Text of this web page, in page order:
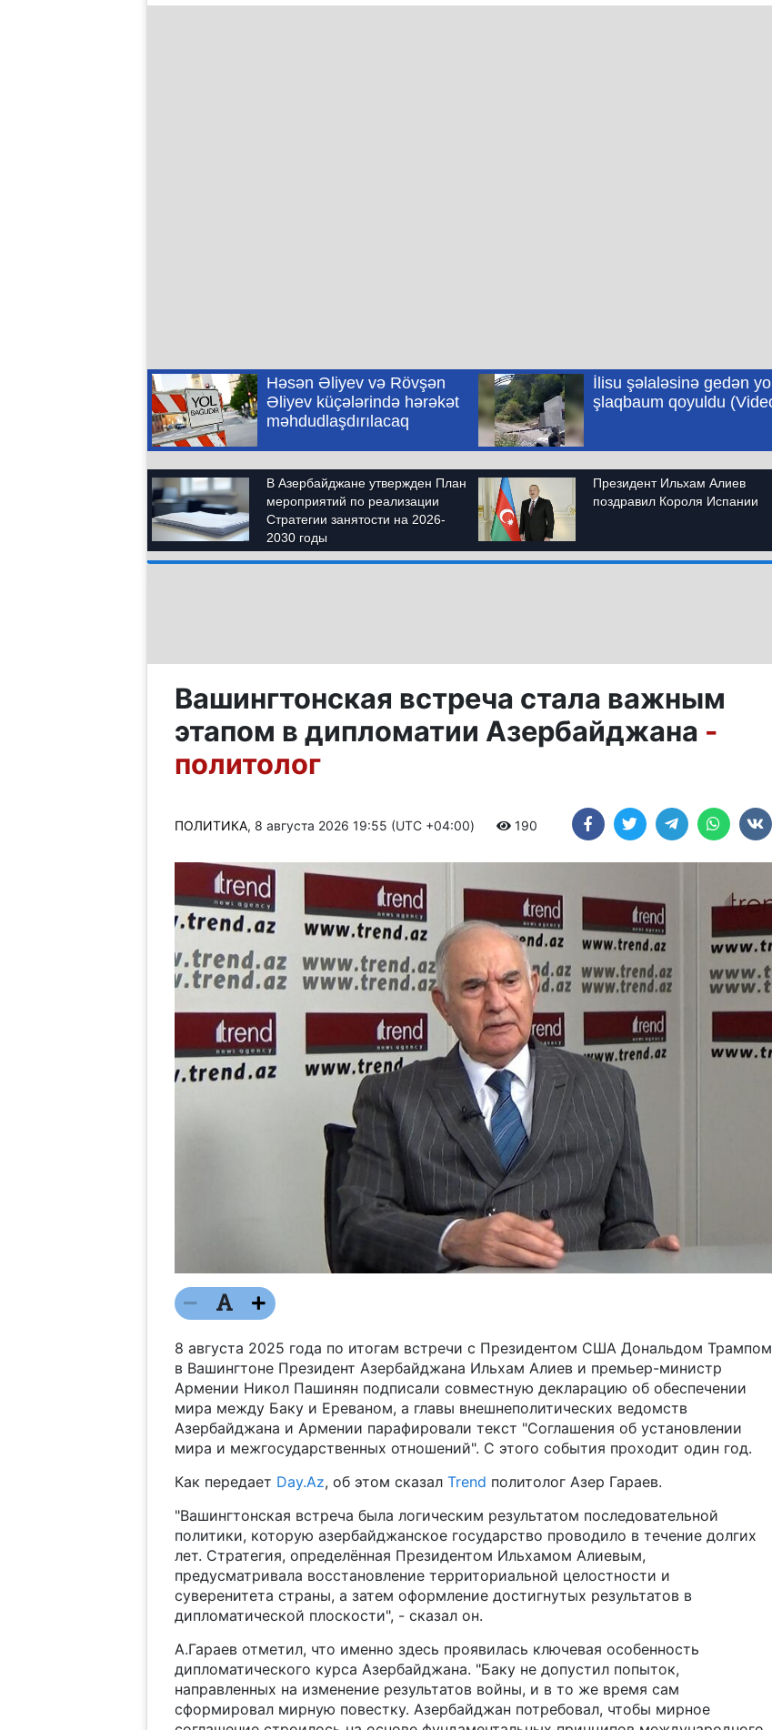
Вашингтонская встреча стала важным
этапом в дипломатии Азербайджана -
политолог
ПОЛИТИКА, 8 августа 2026 19:55 (UTC +04:00) 190
8 августа 2025 года по итогам встречи с Президентом США Дональдом Трампом
в Вашингтоне Президент Азербайджана Ильхам Алиев и премьер-министр
Армении Никол Пашинян подписали совместную декларацию об обеспечении
мира между Баку и Ереваном, а главы внешнеполитических ведомств
Азербайджана и Армении парафировали текст "Соглашения об установлении
мира и межгосударственных отношений". С этого события проходит один год.
Как передает Day.Az, об этом сказал Trend политолог Азер Гараев.
"Вашингтонская встреча была логическим результатом последовательной
политики, которую азербайджанское государство проводило в течение долгих
лет. Стратегия, определённая Президентом Ильхамом Алиевым,
предусматривала восстановление территориальной целостности и
суверенитета страны, а затем оформление достигнутых результатов в
дипломатической плоскости", - сказал он.
А.Гараев отметил, что именно здесь проявилась ключевая особенность
дипломатического курса Азербайджана. "Баку не допустил попыток,
направленных на изменение результатов войны, и в то же время сам
сформировал мирную повестку. Азербайджан потребовал, чтобы мирное